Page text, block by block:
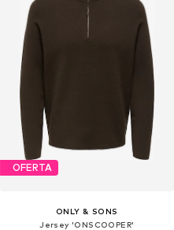
OFERTA
ONLY & SONS
Jersey 'ONSCOOPER'